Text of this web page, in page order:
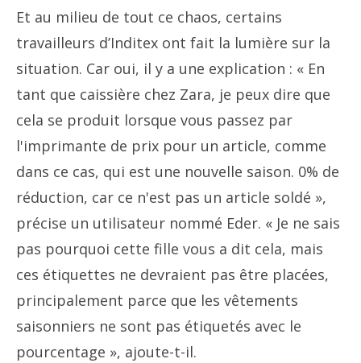
Et au milieu de tout ce chaos, certains
travailleurs d’Inditex ont fait la lumière sur la
situation. Car oui, il y a une explication : « En
tant que caissière chez Zara, je peux dire que
cela se produit lorsque vous passez par
l'imprimante de prix pour un article, comme
dans ce cas, qui est une nouvelle saison. 0% de
réduction, car ce n'est pas un article soldé »,
précise un utilisateur nommé Eder. « Je ne sais
pas pourquoi cette fille vous a dit cela, mais
ces étiquettes ne devraient pas être placées,
principalement parce que les vêtements
saisonniers ne sont pas étiquetés avec le
pourcentage », ajoute-t-il.